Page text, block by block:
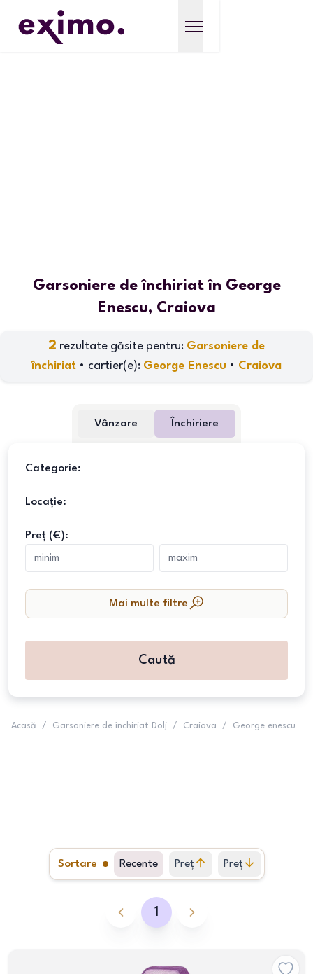
Garsoniere de închiriat în George
Enescu, Craiova
2 rezultate găsite pentru: Garsoniere de
închiriat • cartier(e): George Enescu • Craiova
Vânzare Închiriere
Categorie:
Locație:
Preț (€):
Mai multe filtre
Caută
Acasă / Garsoniere de închiriat Dolj / Craiova / George enescu
Sortare Recente Preț
crescător
Preț
descrescător
1